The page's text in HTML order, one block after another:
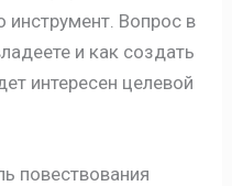
Вопрос в
и как создать
интересен целевой
повествования